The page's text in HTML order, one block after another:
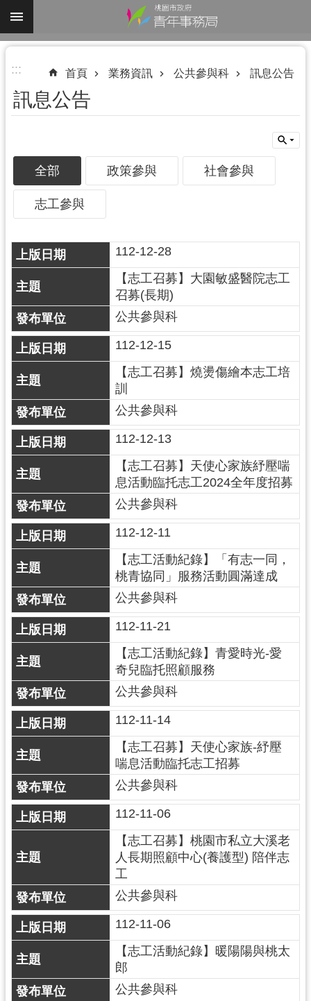
跳到主要內容區塊
進
搜
尋
業
資
訊
訊
息
公
告
便
民
服
務
桃
青
資
源
基
地
介
紹
關
連
結
政
府
資
訊
公
開
回
頁
網
站
覽
市
::: 首頁 業務資訊 公共參與科 訊息公告
訊息公告
全部 政策參與 社會參與
志工參與
112-12-28
【志工召募】大園敏盛醫院志工
召募(長期)
公共參與科
112-12-15
【志工召募】燒燙傷繪本志工培
訓
公共參與科
112-12-13
【志工召募】天使心家族紓壓喘
息活動臨托志工2024全年度招募
公共參與科
112-12-11
【志工活動紀錄】「有志一同，
桃青協同」服務活動圓滿達成
公共參與科
112-11-21
【志工活動紀錄】青愛時光-愛
奇兒臨托照顧服務
公共參與科
112-11-14
【志工召募】天使心家族-紓壓
喘息活動臨托志工招募
公共參與科
112-11-06
【志工召募】桃園市私立大溪老
人長期照顧中心(養護型) 陪伴志
工
公共參與科
112-11-06
【志工活動紀錄】暖陽陽與桃太
郎
公共參與科